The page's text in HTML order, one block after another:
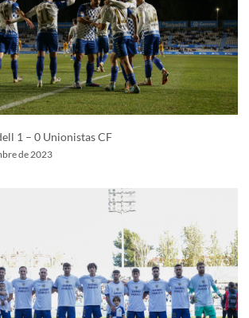
1 – 0 Unionistas CF
de 2023